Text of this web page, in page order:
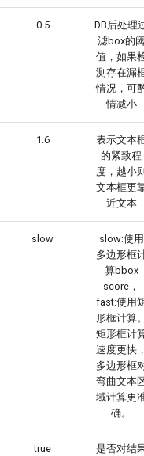
0.5
DB后处理
滤box的
值，如果
测存在漏
情况，可
情减小
1.6
表示文本
的紧致程
度，越小
文本框更
近文本
slow
slow:使用
多边形框
算bbox
score，
fast:使用
形框计算
矩形框计
速度更快
多边形框
弯曲文本
域计算更
确。
true
是否对结